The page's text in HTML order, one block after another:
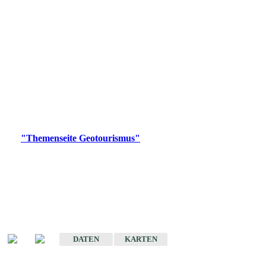
"Themenseite Geotourismus"
DATEN
KARTEN